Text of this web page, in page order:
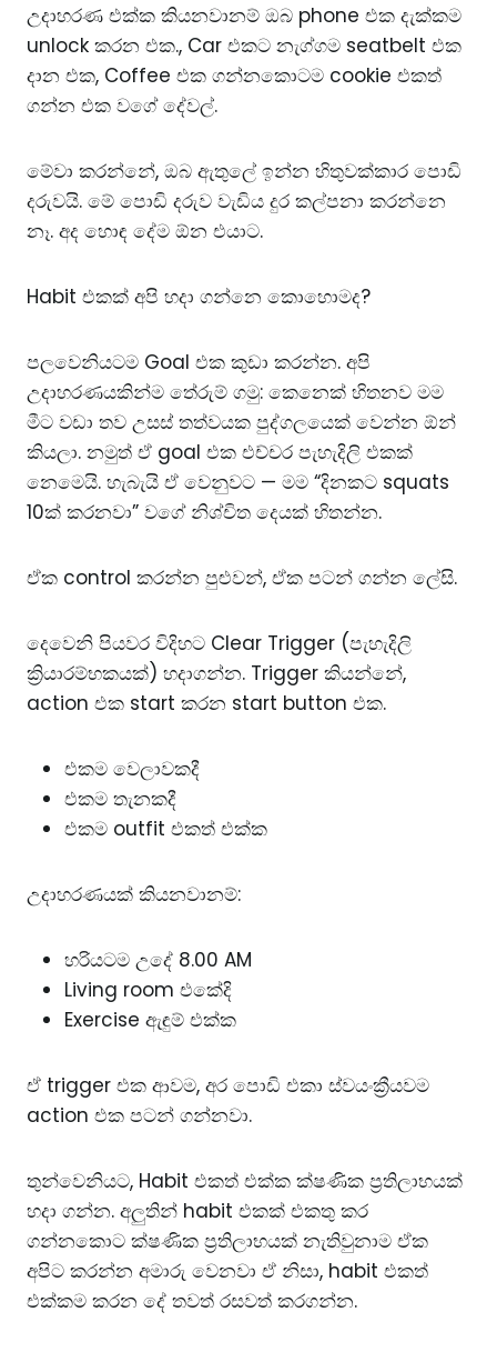
උදාහරණ එක්ක කියනවානම් ඔබ phone එක දැක්කම
unlock කරන එක., Car එකට නැග්ගම seatbelt එක
දාන එක, Coffee එක ගන්නකොටම cookie එකත්
ගන්න එක වගේ දේවල්.
මේවා කරන්නේ, ඔබ ඇතුලේ ඉන්න හිතුවක්කාර පොඩි
දරුවයි. මේ පොඩි දරුව වැඩිය දුර කල්පනා කරන්නෙ
නෑ. අද හොඳ දේම ඕන එයාට.
Habit එකක් අපි හදා ගන්නෙ කොහොමද?
පලවෙනියටම Goal එක කුඩා කරන්න. අපි
උදාහරණයකින්ම තේරුම් ගමු: කෙනෙක් හිතනව මම
මීට වඩා තව උසස් තත්වයක පුද්ගලයෙක් වෙන්න ඕන්
කියලා. නමුත් ඒ goal එක එච්චර පැහැදිලි එකක්
නෙමෙයි. හැබැයි ඒ වෙනුවට — මම “දිනකට squats
10ක් කරනවා” වගේ නිශ්චිත දෙයක් හිතන්න.
ඒක control කරන්න පුළුවන්, ඒක පටන් ගන්න ලේසි.
දෙවෙනි පියවර විදිහට Clear Trigger (පැහැදිලි
ක්‍රියාරම්භකයක්) හදාගන්න. Trigger කියන්නේ,
action එක start කරන start button එක.
එකම වෙලාවකදී
එකම තැනකදී
එකම outfit එකත් එක්ක
උදාහරණයක් කියනවානම්:
හරියටම උදේ 8.00 AM
Living room එකේදි
Exercise ඇඳුම් එක්ක
ඒ trigger එක ආවම, අර පොඩි එකා ස්වයංක්‍රීයවම
action එක පටන් ගන්නවා.
තුන්වෙනියට, Habit එකත් එක්ක ක්ෂණික ප්‍රතිලාභයක්
හදා ගන්න. අලුතින් habit එකක් එකතු කර
ගන්නකොට ක්ෂණික ප්‍රතිලාභයක් නැතිවුනාම ඒක
අපිට කරන්න අමාරු වෙනවා ඒ නිසා, habit එකත්
එක්කම කරන දේ තවත් රසවත් කරගන්න.